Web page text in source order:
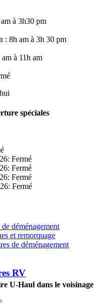
à 3h30 pm
: 8h am à 3h 30 pm
à 11h am
spéciales
Fermé
Fermé
Fermé
Fermé
déménagement
et remorquage
de déménagement
RV
U-Haul dans le voisinage